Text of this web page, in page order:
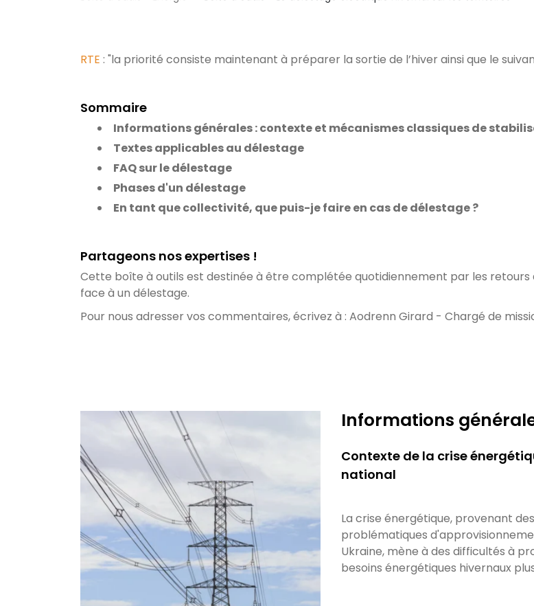
RTE : "la priorité consiste maintenant à préparer la sortie de l’hiver ainsi que le
Sommaire
Informations générales : contexte et mécanismes classiques de
Textes applicables au délestage
FAQ sur le délestage
Phases d'un délestage
En tant que collectivité, que puis-je faire en cas de délestage ?
Partageons nos expertises !
Cette boîte à outils est destinée à être complétée quotidiennement par les
face à un délestage.
Pour nous adresser vos commentaires, écrivez à : Aodrenn Girard - Chargé de
Informations
Contexte de la crise
national
La crise énergétique, provenant
problématiques
Ukraine, mène à des difficultés à
besoins énergétiques hivernaux